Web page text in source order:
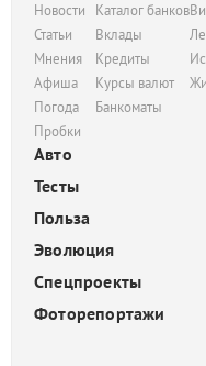
Новости
Статьи
Мнения
Афиша
Погода
Пробки
Каталог банков
Вклады
Кредиты
Курсы валют
Банкоматы
Авто
Тесты
Польза
Эволюция
Спецпроекты
Фоторепортажи